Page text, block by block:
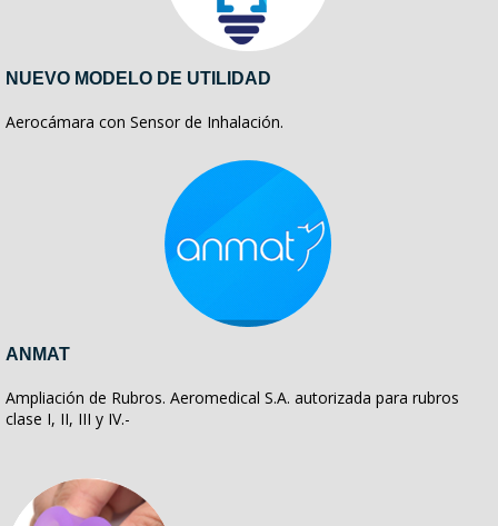
NUEVO MODELO DE UTILIDAD
Aerocámara con Sensor de Inhalación.
ANMAT
Ampliación de Rubros. Aeromedical S.A. autorizada para rubros
clase I, II, III y IV.-